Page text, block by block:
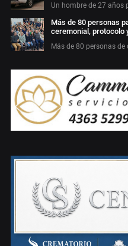
Un hombre de 27 años
Más de 80 personas
ceremonial, protocolo
Más de 80 personas de